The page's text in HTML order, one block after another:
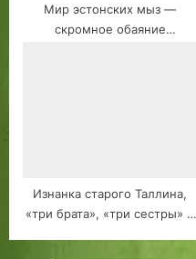
Мир эстонских мыз —
скромное обаяние
Изнанка старого Таллина,
«три брата», «три сестры» и